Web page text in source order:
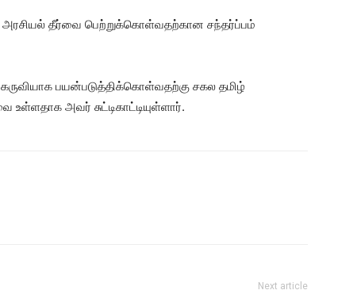
அரசியல் தீர்வை பெற்றுக்கொள்வதற்கான சந்தர்ப்பம்
பயன்படுத்திக்கொள்வதற்கு சகல தமிழ்
உள்ளதாக அவர் சுட்டிகாட்டியுள்ளார்.
Next article